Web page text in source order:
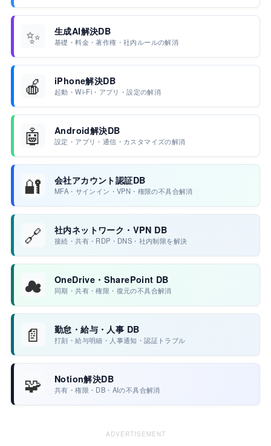
✨ 生成AI解決DB
基礎・料金・著作権・社内ルールの解消
🍎 iPhone解決DB
起動・Wi-Fi・アプリ・設定の解消
🤖 Android解決DB
設定・アプリ・通信・カスタマイズの解消
🔐 会社アカウント認証DB
MFA・サインイン・VPN・権限の不具合解消
🔗 社内ネットワーク・VPN DB
接続・共有・RDP・DNS・社内制限を解決
☁ OneDrive・SharePoint DB
同期・共有・権限・復元の不具合解消
📄 勤怠・給与・人事 DB
打刻・給与明細・人事通知・認証トラブル
🧩 Notion解決DB
共有・権限・DB・AIの不具合解消
ADVERTISEMENT